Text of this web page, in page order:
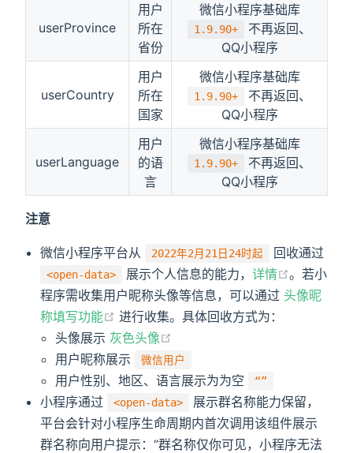
userProvince
用户
所在
省份
微信小程序基础库
1.9.90+
不再返回、
QQ小程序
userCountry
用户
所在
国家
微信小程序基础库
1.9.90+
不再返回、
QQ小程序
userLanguage
用户
的语
言
微信小程序基础库
1.9.90+
不再返回、
QQ小程序
注意
微信小程序平台从 2022年2月21日24时起 回收通过
<open-data> 展示个人信息的能力，详情
。若小
程序需收集用户昵称头像等信息，可以通过 头像昵
称填写功能
进行收集。具体回收方式为：
头像展示 灰色头像
用户昵称展示
微信用户
用户性别、地区、语言展示为为空 “”
小程序通过 <open-data>
展示群名称能力保留，
平台会针对小程序生命周期内首次调用该组件展示
群名称向用户提示：“群名称仅你可见，小程序无法